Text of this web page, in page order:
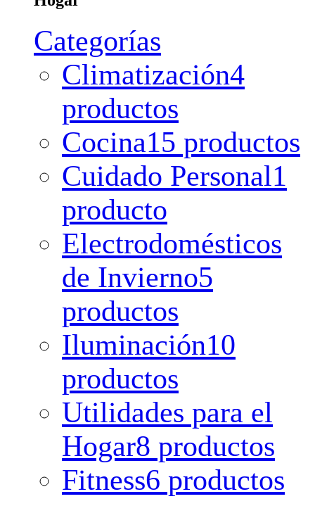
Categorías
Climatización4
productos
Cocina15 productos
Cuidado Personal1
producto
Electrodomésticos
de Invierno5
productos
Iluminación10
productos
Utilidades para el
Hogar8 productos
Fitness6 productos